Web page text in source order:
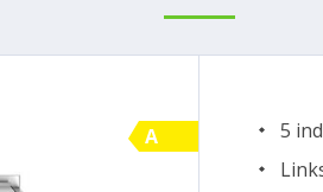
A
5